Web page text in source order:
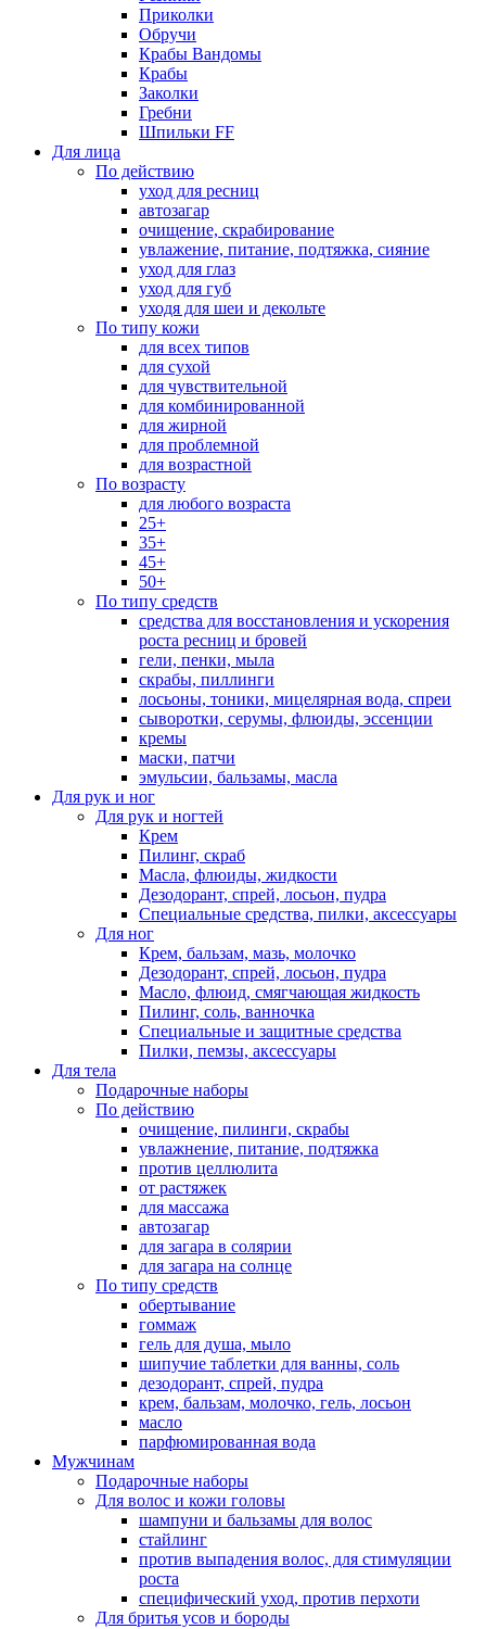
Приколки
Обручи
Крабы Вандомы
Крабы
Заколки
Гребни
Шпильки FF
Для лица
По действию
уход для ресниц
автозагар
очищение, скрабирование
увлажение, питание, подтяжка, сияние
уход для глаз
уход для губ
уходя для шеи и декольте
По типу кожи
для всех типов
для сухой
для чувствительной
для комбинированной
для жирной
для проблемной
для возрастной
По возрасту
для любого возраста
25+
35+
45+
50+
По типу средств
средства для восстановления и ускорения
роста ресниц и бровей
гели, пенки, мыла
скрабы, пиллинги
лосьоны, тоники, мицелярная вода, спреи
сыворотки, серумы, флюиды, эссенции
кремы
маски, патчи
эмульсии, бальзамы, масла
Для рук и ног
Для рук и ногтей
Крем
Пилинг, скраб
Масла, флюиды, жидкости
Дезодорант, спрей, лосьон, пудра
Специальные средства, пилки, аксессуары
Для ног
Крем, бальзам, мазь, молочко
Дезодорант, спрей, лосьон, пудра
Масло, флюид, смягчающая жидкость
Пилинг, соль, ванночка
Специальные и защитные средства
Пилки, пемзы, аксессуары
Для тела
Подарочные наборы
По действию
очищение, пилинги, скрабы
увлажнение, питание, подтяжка
против целлюлита
от растяжек
для массажа
автозагар
для загара в солярии
для загара на солнце
По типу средств
обертывание
гоммаж
гель для душа, мыло
шипучие таблетки для ванны, соль
дезодорант, спрей, пудра
крем, бальзам, молочко, гель, лосьон
масло
парфюмированная вода
Мужчинам
Подарочные наборы
Для волос и кожи головы
шампуни и бальзамы для волос
стайлинг
против выпадения волос, для стимуляции
роста
специфический уход, против перхоти
Для бритья усов и бороды